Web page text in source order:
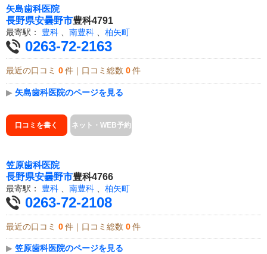
矢島歯科医院
長野県安曇野市豊科4791
最寄駅： 豊科 南豊科 柏矢町
0263-72-2163
最近の口コミ 0 件｜口コミ総数 0 件
▶ 矢島歯科医院のページを見る
口コミを書く ネット・WEB予約
笠原歯科医院
長野県安曇野市豊科4766
最寄駅： 豊科 南豊科 柏矢町
0263-72-2108
最近の口コミ 0 件｜口コミ総数 0 件
▶ 笠原歯科医院のページを見る